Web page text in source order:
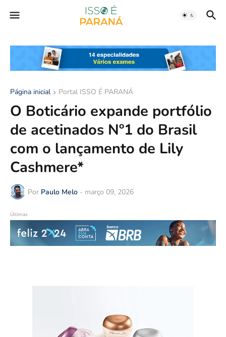
Página inicial Portal ISSO É PARANÁ
O Boticário expande portfólio
de acetinados Nº1 do Brasil
com o lançamento de Lily
Cashmere*
Por Paulo Melo - março 09, 2026
Últimas